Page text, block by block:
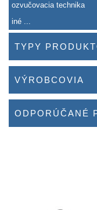
ozvučovacia technika
iné ...
TYPY
VÝROBCOVIA
ODPORÚČANÉ